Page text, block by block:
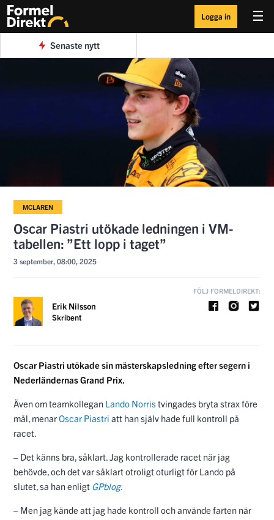
☰
Logga in
Senaste nytt
MCLAREN
Oscar Piastri utökade ledningen i VM-
tabellen: ”Ett lopp i taget”
3 september, 08:00, 2025
Erik Nilsson
Skribent
FÖLJ FORMELDIREKT:
Oscar Piastri utökade sin mästerskapsledning efter segern i
Nederländernas Grand Prix.
Även om teamkollegan Lando Norristvingades bryta strax före
mål, menarOscar Piastri att han själv hade full kontroll på
racet.
– Det känns bra, såklart. Jag kontrollerade racet när jag
behövde, och det var såklart otroligt oturligt för Lando på
slutet, sa han enligt GPblog.
– Men jag kände att jag hade kontroll och använde farten när